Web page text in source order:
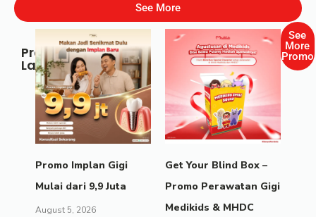
See More
Promo
Lainnya
Promo Implan Gigi
Mulai dari 9,9 Juta
August 5, 2026
Get Your Blind Box –
Promo Perawatan Gigi
Medikids & MHDC
See
More
Promo